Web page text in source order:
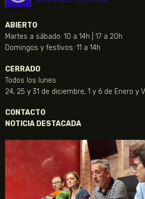
ABIERTO
Martes a sábado: 10 a 14h | 17 a 20h
Domingos y festivos: 11 a 14h
CERRADO
Todos los lunes
24, 25 y 31 de diciembre, 1 y 6 de Enero y
CONTACTO
NOTICIA DESTACADA